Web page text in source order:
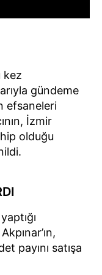
kez
gündeme
efsaneleri
İzmir
olduğu
payını satışa